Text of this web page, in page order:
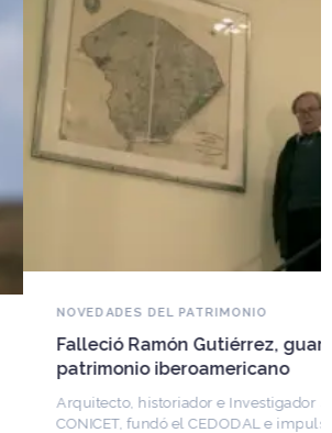
PATRIMONIO
Gutiérrez, guardián del
e Investigador Superior del
el CEDODAL e impulsó los Seminarios